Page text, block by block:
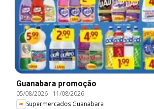
Guanabara promoção
05/08/2026- 11/08/2026
Supermercados Guanabara